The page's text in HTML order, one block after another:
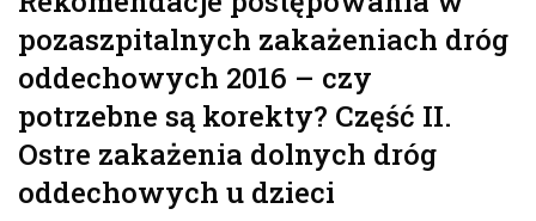
pozaszpitalnych zakażeniach dróg
oddechowych 2016 – czy
potrzebne są korekty? Część II.
Ostre zakażenia dolnych dróg
oddechowych u dzieci